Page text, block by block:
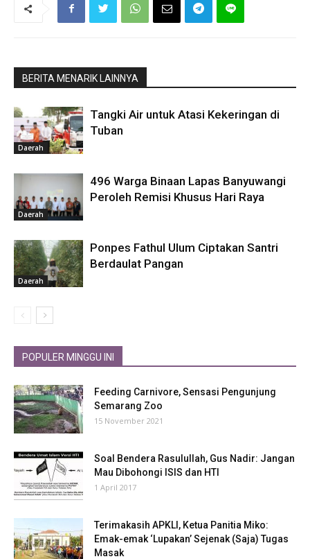
BERITA MENARIK LAINNYA
Daerah
Tangki Air untuk Atasi Kekeringan di
Tuban
Daerah
496 Warga Binaan Lapas Banyuwangi
Peroleh Remisi Khusus Hari Raya
Daerah
Ponpes Fathul Ulum Ciptakan Santri
Berdaulat Pangan
POPULER MINGGU INI
Feeding Carnivore, Sensasi Pengunjung
Semarang Zoo
15 November 2021
Soal Bendera Rasulullah, Gus Nadir: Jangan
Mau Dibohongi ISIS dan HTI
1 April 2017
Terimakasih APKLI, Ketua Panitia Miko:
Emak-emak ‘Lupakan’ Sejenak (Saja) Tugas
Masak